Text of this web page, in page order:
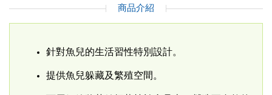
商品介紹
針對魚兒的生活習性特別設計。
提供魚兒躲藏及繁殖空間。